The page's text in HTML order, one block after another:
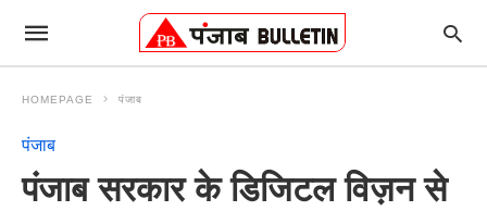
HOMEPAGE पंजाब
पंजाब
पंजाब सरकार के डिजिटल विज़न से